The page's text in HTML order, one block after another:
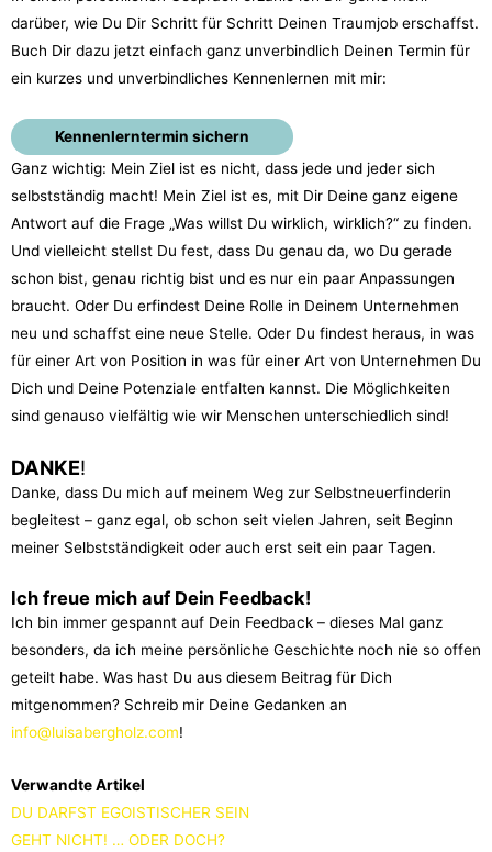
darüber, wie Du Dir Schritt für Schritt Deinen Traumjob erschaffst.
Buch Dir dazu jetzt einfach ganz unverbindlich Deinen Termin für
ein kurzes und unverbindliches Kennenlernen mit mir:
Kennenlerntermin sichern
Ganz wichtig: Mein Ziel ist es nicht, dass jede und jeder sich
selbstständig macht! Mein Ziel ist es, mit Dir Deine ganz eigene
Antwort auf die Frage „Was willst Du wirklich, wirklich?“ zu finden.
Und vielleicht stellst Du fest, dass Du genau da, wo Du gerade
schon bist, genau richtig bist und es nur ein paar Anpassungen
braucht. Oder Du erfindest Deine Rolle in Deinem Unternehmen
neu und schaffst eine neue Stelle. Oder Du findest heraus, in was
für einer Art von Position in was für einer Art von Unternehmen Du
Dich und Deine Potenziale entfalten kannst. Die Möglichkeiten
sind genauso vielfältig wie wir Menschen unterschiedlich sind!
DANKE!
Danke, dass Du mich auf meinem Weg zur Selbstneuerfinderin
begleitest – ganz egal, ob schon seit vielen Jahren, seit Beginn
meiner Selbstständigkeit oder auch erst seit ein paar Tagen.
Ich freue mich auf Dein Feedback!
Ich bin immer gespannt auf Dein Feedback – dieses Mal ganz
besonders, da ich meine persönliche Geschichte noch nie so offen
geteilt habe. Was hast Du aus diesem Beitrag für Dich
mitgenommen? Schreib mir Deine Gedanken an
info@luisabergholz.com!
Verwandte Artikel
DU DARFST EGOISTISCHER SEIN
GEHT NICHT! … ODER DOCH?